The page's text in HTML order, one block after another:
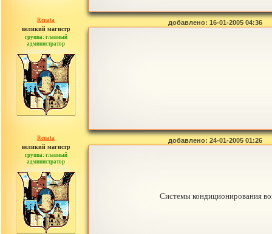
Renata
великий магистр
группа: главный
администратор
сообщений: 2765
добавлено: 16-01-2005 04:36
Renata
великий магистр
группа: главный
администратор
сообщений: 2765
добавлено: 24-01-2005 01:26
Системы кондиционирования